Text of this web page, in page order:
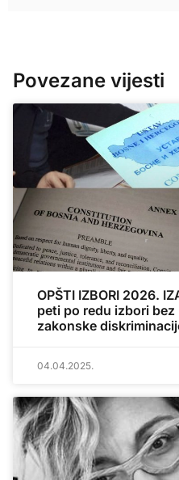
Povezane vijesti
OPŠTI IZBORI 2026.
peti po redu izbori
zakonske
04.04.2025.